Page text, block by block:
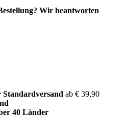
Wir beantworten
Standardversand ab € 39,90
40 Länder